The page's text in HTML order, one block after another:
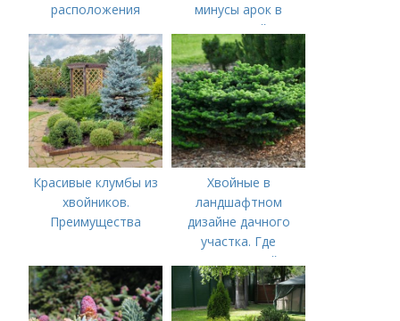
расположения
минусы арок в
гостиной
Красивые клумбы из
хвойников.
Преимущества
Хвойные в
ландшафтном
дизайне дачного
участка. Где
размещать хвойные
деревья и кустарники